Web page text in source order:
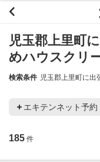
児玉郡上里町
めハウスクリ
検索条件 児玉郡上里町に出
エキテンネット予約
185 件